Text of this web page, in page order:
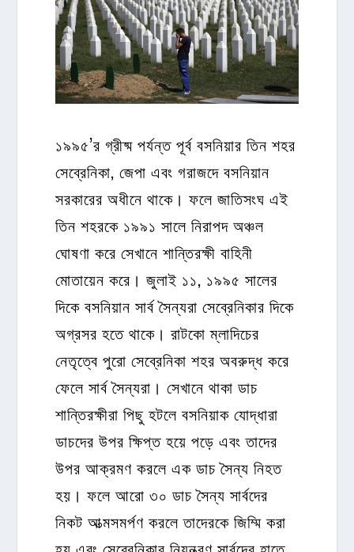
১৯৯৫’র গ্রীষ্ম পর্যন্ত পূর্ব বসনিয়ার তিন শহর
সেব্রেনিকা, জেপা এবং গরাজদে বসনিয়ান
সরকারের অধীনে থাকে। ফলে জাতিসংঘ এই
তিন শহরকে ১৯৯১ সালে নিরাপদ অঞ্চল
ঘোষণা করে সেখানে শান্তিরক্ষী বাহিনী
মোতায়েন করে। জুলাই ১১, ১৯৯৫ সালের
দিকে বসনিয়ান সার্ব সৈন্যরা সেব্রেনিকার দিকে
অগ্রসর হতে থাকে। রাটকো ম্লাদিচের
নেতৃত্বে পুরো সেব্রেনিকা শহর অবরুদ্ধ করে
ফেলে সার্ব সৈন্যরা। সেখানে থাকা ডাচ
শান্তিরক্ষীরা পিছু হটলে বসনিয়াক যোদ্ধারা
ডাচদের উপর ক্ষিপ্ত হয়ে পড়ে এবং তাদের
উপর আক্রমণ করলে এক ডাচ সৈন্য নিহত
হয়। ফলে আরো ৩০ ডাচ সৈন্য সার্বদের
নিকট আত্মসমর্পণ করলে তাদেরকে জিম্মি করা